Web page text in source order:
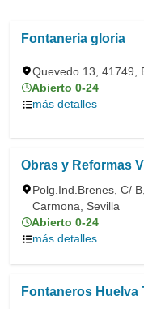
Fontaneria gloria
Quevedo 13, 41749,
Abierto 0-24
más detalles
Obras y Reformas
Polg.Ind.Brenes, C/
Carmona, Sevilla
Abierto 0-24
más detalles
Fontaneros Huelva